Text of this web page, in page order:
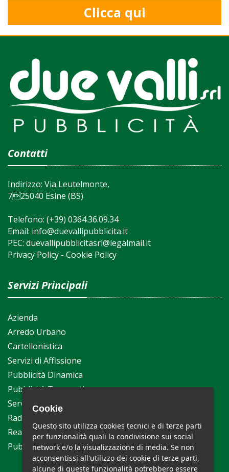
Clicca qui
Contatti
Indirizzo: Via Leutelmonte,
725040 Esine (BS)
Telefono: (+39) 0364.36.09.34
Email: info@duevallipubblicita.it
PEC: duevallipubblicitasrl@legalmail.it
Privacy Policy - Cookie Policy
Servizi Principali
Azienda
Arredo Urbano
Cartellonistica
Servizi di Affissione
Pubblicità Dinamica
Pubblicità Trasporti
Servizio Stampa
Radio
Realizzazione Siti Web
Pubblicità su Internet
Cookie
Questo sito utilizza cookies tecnici e di terze parti
per funzionalità quali la condivisione sui social
network e/o la visualizzazione di media. Se non
acconsentissi all'utilizzo dei cookie di terze parti,
alcune di queste funzionalità potrebbero essere